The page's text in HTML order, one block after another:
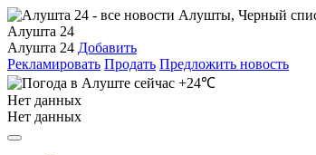
Алушта 24
Алушта 24 Добавить
Рекламировать Продать Предложить новость
+24℃
Нет данных
Нет данных